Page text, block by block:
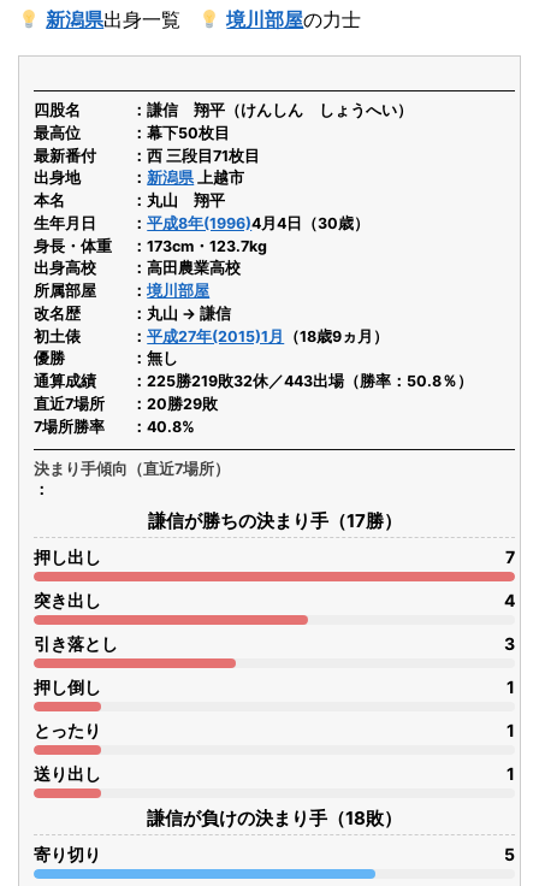
新潟県出身一覧 境川部屋の力士
四股名
謙信 翔平（けんしん しょうへい）
最高位
幕下50枚目
最新番付
西 三段目71枚目
出身地
新潟県上越市
本名
丸山 翔平
生年月日
平成8年(1996)4月4日（30歳）
身長・体重
173cm・123.7kg
出身高校
高田農業高校
所属部屋
境川部屋
改名歴
丸山 → 謙信
初土俵
平成27年(2015)1月
（18歳9ヵ月）
優勝
無し
通算成績
225勝219敗32休／443出場（勝率：50.8％）
直近7場所
20勝29敗
7場所勝率
40.8%
決まり手傾向（直近7場所）
謙信が勝ちの決まり手（17勝）
押し出し 7
突き出し 4
引き落とし 3
押し倒し 1
とったり 1
送り出し 1
謙信が負けの決まり手（18敗）
寄り切り 5